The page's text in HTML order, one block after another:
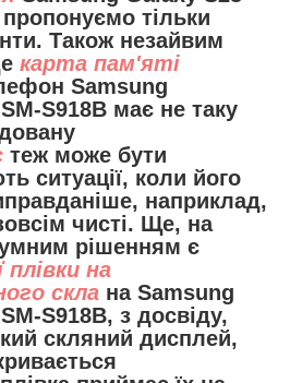
тільки
Також незайвим
карта пам'яті
Samsung
S918B має не таку
теж може бути
ситуації, коли його
наприклад,
чисті. Ще, на
рішенням є
плівки на
скла на Samsung
S918B, з досвіду,
скляний дисплей,